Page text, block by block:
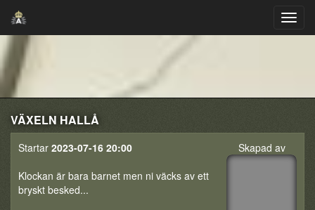
VÄXELN HALLÅ
Skapad av
Startar 2023-07-16 20:00
Klockan är bara barnet men ni väcks av ett
bryskt besked...